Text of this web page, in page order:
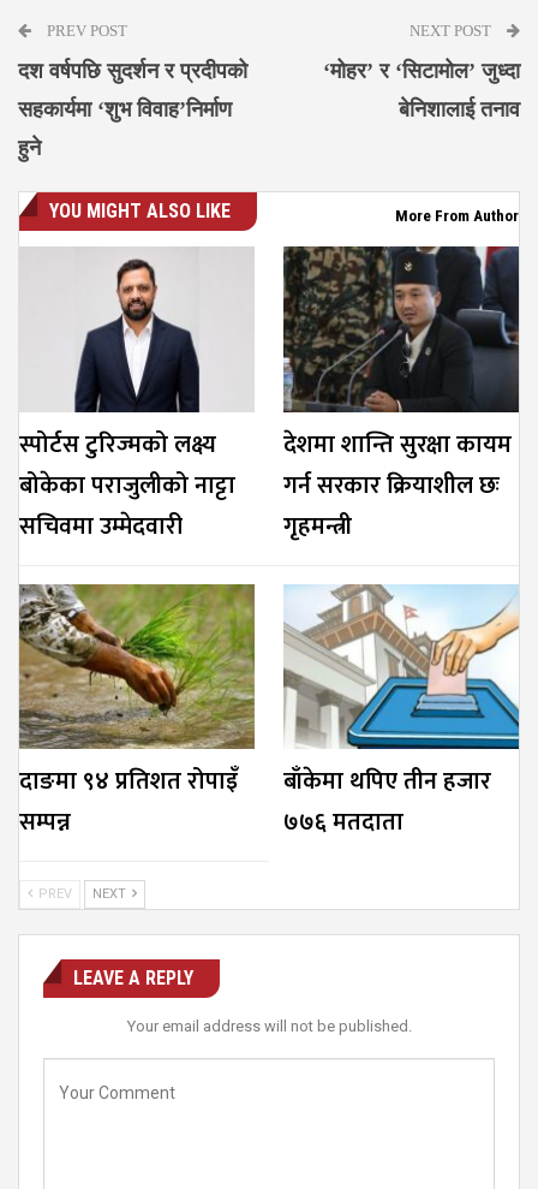
PREV POST
दश वर्षपछि सुदर्शन र प्रदीपको
सहकार्यमा ‘शुभ विवाह’निर्माण
हुने
NEXT POST
‘मोहर’ र ‘सिटामोल’ जुध्दा
बेनिशालाई तनाव
YOU MIGHT ALSO LIKE More From Author
स्पोर्टस टुरिज्मको लक्ष्य
बोकेका पराजुलीको नाट्टा
सचिवमा उम्मेदवारी
देशमा शान्ति सुरक्षा कायम
गर्न सरकार क्रियाशील छः
गृहमन्त्री
दाङमा ९४ प्रतिशत रोपाइँ
सम्पन्न
बाँकेमा थपिए तीन हजार
७७६ मतदाता
PREV NEXT
LEAVE A REPLY
Your email address will not be published.